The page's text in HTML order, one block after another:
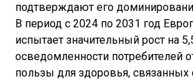
подтверждают его
В период с 2024 по 2031 год
испытает значительный рост на
осведомленности потребителей
пользы для здоровья,